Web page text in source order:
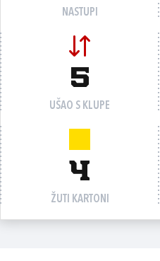
NASTUPI
5
UŠAO S KLUPE
4
ŽUTI KARTONI